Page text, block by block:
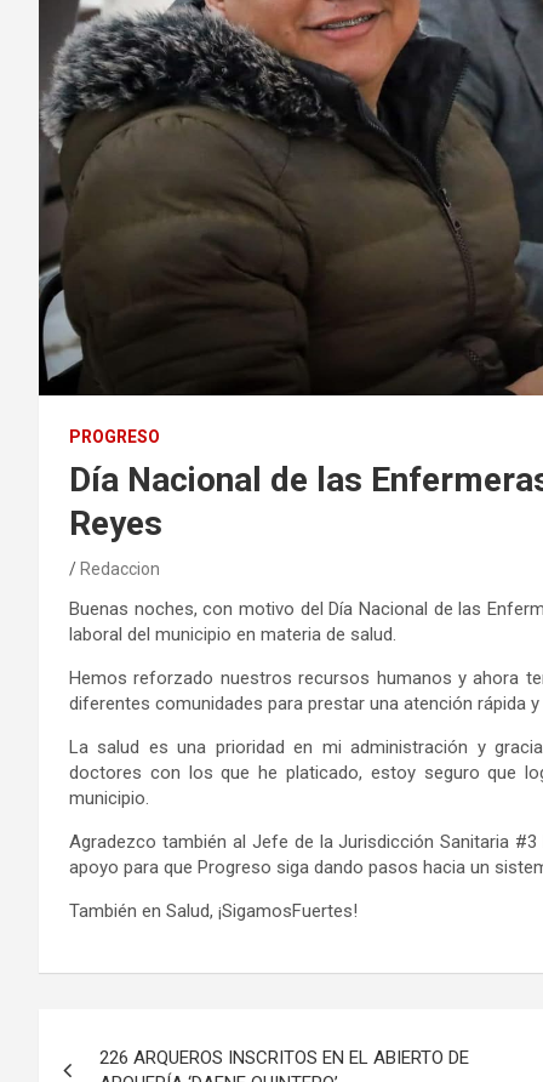
PROGRESO
Día Nacional de las
Reyes
Redaccion
Buenas noches, con motivo del Día Nacional de las
laboral del municipio en materia de salud.
Hemos reforzado nuestros recursos humanos y ahora
diferentes comunidades para prestar una atención rápida y
La salud es una prioridad en mi administración y
doctores con los que he platicado, estoy seguro que
municipio.
Agradezco también al Jefe de la Jurisdicción Sanitaria
apoyo para que Progreso siga dando pasos hacia un
También en Salud, ¡SigamosFuertes!
226 ARQUEROS INSCRITOS EN EL ABIERTO DE